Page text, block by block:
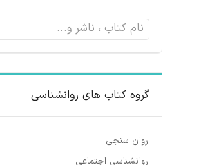
گروه کتاب های روانشناسی
روان سنجی
روانشناسی اجتماعی